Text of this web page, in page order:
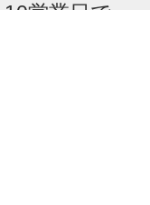
営業日で